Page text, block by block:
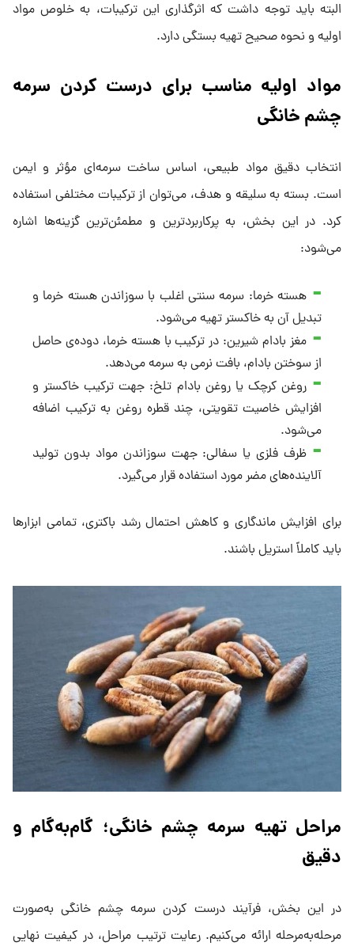
البته باید توجه داشت که اثرگذاری این ترکیبات، به خلوص مواد
اولیه و نحوه صحیح تهیه بستگی دارد.
مواد اولیه مناسب برای درست کردن سرمه
چشم خانگی
انتخاب دقیق مواد طبیعی، اساس ساخت سرمه‌ای مؤثر و ایمن
است. بسته به سلیقه و هدف، می‌توان از ترکیبات مختلفی استفاده
کرد. در این بخش، به پرکاربردترین و مطمئن‌ترین گزینه‌ها اشاره
می‌شود:
هسته خرما: سرمه سنتی اغلب با سوزاندن هسته خرما و
تبدیل آن به خاکستر تهیه می‌شود.
مغز بادام شیرین: در ترکیب با هسته خرما، دوده‌ی حاصل
از سوختن بادام، بافت نرمی به سرمه می‌دهد.
روغن کرچک یا روغن بادام تلخ: جهت ترکیب خاکستر و
افزایش خاصیت تقویتی، چند قطره روغن به ترکیب اضافه
می‌شود.
ظرف فلزی یا سفالی: جهت سوزاندن مواد بدون تولید
آلاینده‌های مضر مورد استفاده قرار می‌گیرد.
برای افزایش ماندگاری و کاهش احتمال رشد باکتری، تمامی ابزارها
باید کاملاً استریل باشند.
مراحل تهیه سرمه چشم خانگی؛ گام‌به‌گام و
دقیق
در این بخش، فرآیند درست کردن سرمه چشم خانگی به‌صورت
مرحله‌به‌مرحله ارائه می‌کنیم. رعایت ترتیب مراحل، در کیفیت نهایی